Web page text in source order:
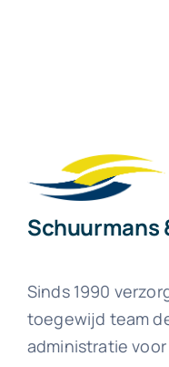
Schuurmans
Sinds 1990
toegewijd team
administratie